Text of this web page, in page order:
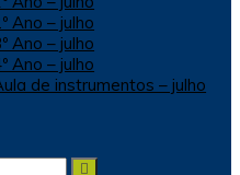
Ano – julho
Ano – julho
Ano – julho
de instrumentos – julho
Search